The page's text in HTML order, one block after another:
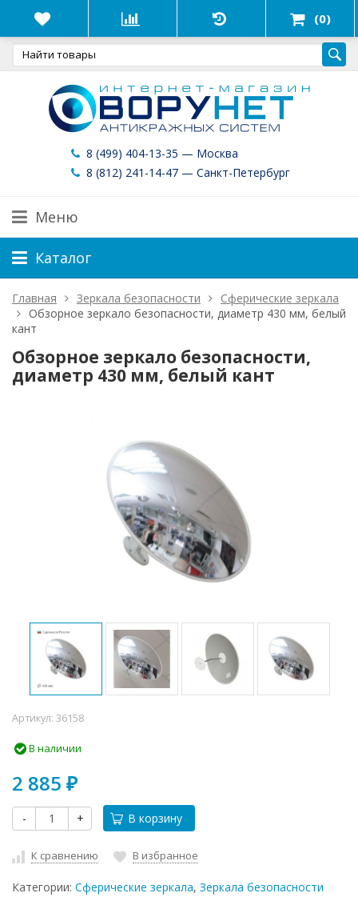
(0)
8 (499) 404-13-35 — Москва
8 (812) 241-14-47 — Санкт-Петербург
Меню
Каталог
Главная Зеркала безопасности
Сферические зеркала
Обзорное зеркало безопасности, диаметр 430 мм, белый
кант
Обзорное зеркало безопасности,
диаметр 430 мм, белый кант
Артикул: 36158
В наличии
2 885 ₽
- + В корзину
К сравнению В избранное
Категории: Сферические зеркала, Зеркала безопасности